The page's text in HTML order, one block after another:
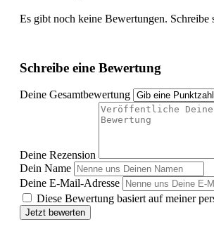
Es gibt noch keine Bewertungen. Schreibe
Schreibe eine Bewertung
Deine Gesamtbewertung
Deine Rezension
Dein Name
Deine E-Mail-Adresse
Diese Bewertung basiert auf meiner
Jetzt bewerten